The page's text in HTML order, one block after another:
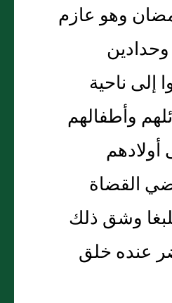
وهو عازم
إلى ناحية
وأطفالهم
القضاة
وشق ذلك
عنده خلق